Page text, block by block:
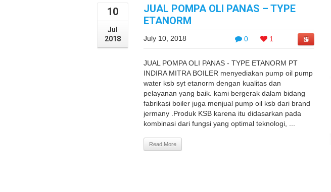
10
Jul
2018
JUAL POMPA OLI PANAS – TYPE
ETANORM
0 1
July 10, 2018
JUAL POMPA OLI PANAS - TYPE ETANORM PT
INDIRA MITRA BOILER menyediakan pump oil pump
water ksb syt etanorm dengan kualitas dan
pelayanan yang baik. kami bergerak dalam bidang
fabrikasi boiler juga menjual pump oil ksb dari brand
jermany .Produk KSB karena itu didasarkan pada
kombinasi dari fungsi yang optimal teknologi, ...
Read More